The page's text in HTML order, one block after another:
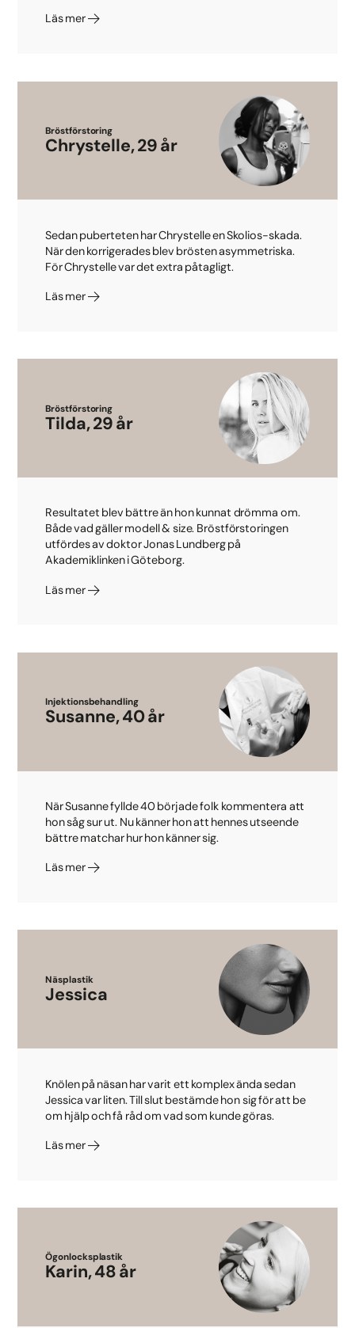
Läs mer
Bröstförstoring
Chrystelle, 29 år
Sedan puberteten har Chrystelle en Skolios-skada.
När den korrigerades blev brösten asymmetriska.
För Chrystelle var det extra påtagligt.
Läs mer
Bröstförstoring
Tilda, 29 år
Resultatet blev bättre än hon kunnat drömma om.
Både vad gäller modell & size. Bröstförstoringen
utfördes av doktor Jonas Lundberg på
Akademiklinken i Göteborg.
Läs mer
Injektionsbehandling
Susanne, 40 år
När Susanne fyllde 40 började folk kommentera att
hon såg sur ut. Nu känner hon att hennes utseende
bättre matchar hur hon känner sig.
Läs mer
Näsplastik
Jessica
Knölen på näsan har varit ett komplex ända sedan
Jessica var liten. Till slut bestämde hon sig för att be
om hjälp och få råd om vad som kunde göras.
Läs mer
Ögonlocksplastik
Karin, 48 år